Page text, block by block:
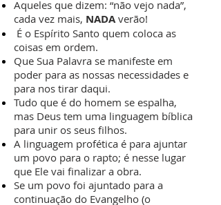
Aqueles que dizem: “não vejo nada”,
cada vez mais, NADAverão!
É o Espírito Santo quem coloca as
coisas em ordem.
Que Sua Palavra se manifeste em
poder para as nossas necessidades e
para nos tirar daqui.
Tudo que é do homem se espalha,
mas Deus tem uma linguagem bíblica
para unir os seus filhos.
A linguagem profética é para ajuntar
um povo para o rapto; é nesse lugar
que Ele vai finalizar a obra.
Se um povo foi ajuntado para a
continuação do Evangelho (o